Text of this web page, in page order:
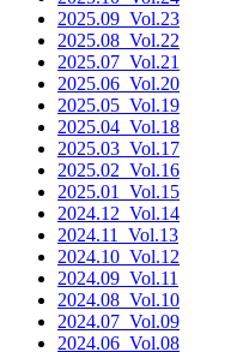
2025.09 _Vol.23
2025.08 _Vol.22
2025.07 _Vol.21
2025.06 _Vol.20
2025.05 _Vol.19
2025.04 _Vol.18
2025.03 _Vol.17
2025.02 _Vol.16
2025.01
_Vol.15
2024.12 _Vol.14
2024.11
_Vol.13
2024.10 _Vol.12
2024.09 _Vol.11
2024.08 _Vol.10
2024.07 _Vol.09
2024.06 _Vol.08